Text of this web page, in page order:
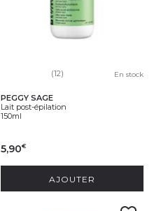
(12) En stock
PEGGY SAGE
Lait post-épilation
150ml
5,90€
AJOUTER